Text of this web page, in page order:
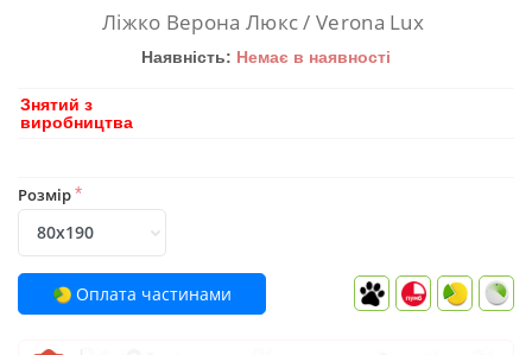
Ліжко Верона Люкс / Verona Lux
Наявність: Немає в наявності
Знятий з
виробництва
Розмір*
Оплата частинами